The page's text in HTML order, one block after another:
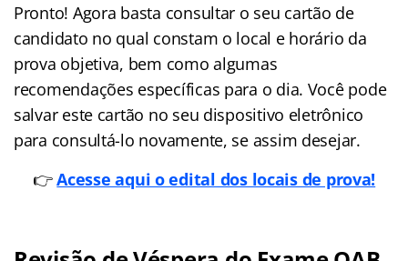
Pronto! Agora basta consultar o seu cartão de
candidato no qual constam o local e horário da
prova objetiva, bem como algumas
recomendações específicas para o dia. Você pode
salvar este cartão no seu dispositivo eletrônico
para consultá-lo novamente, se assim desejar.
👉Acesse aqui o edital dos locais de prova!